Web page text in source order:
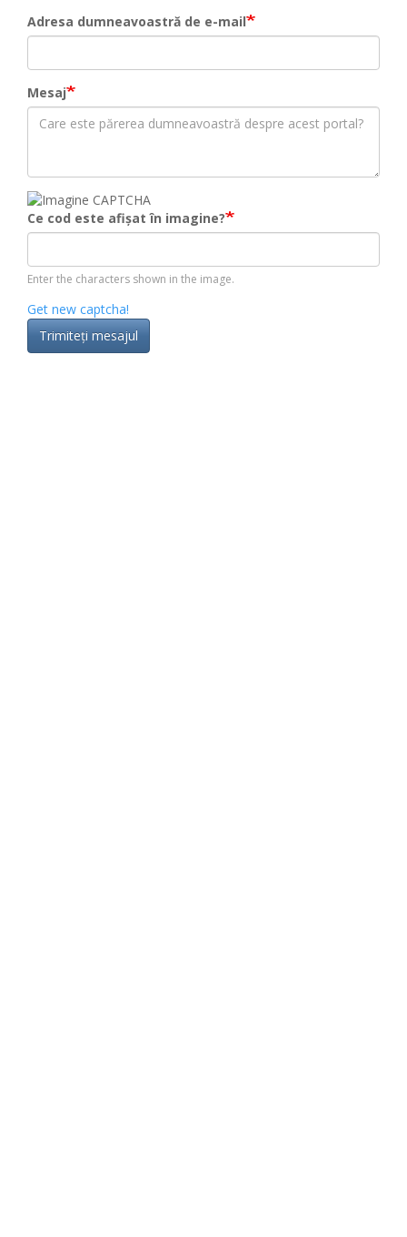
Adresa dumneavoastră de e-mail
Mesaj
Ce cod este afișat în imagine?
Enter the characters shown in the image.
Get new captcha!
Trimiteţi mesajul